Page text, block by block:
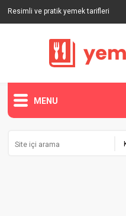
Resimli ve pratik yemek tarifleri
MENU